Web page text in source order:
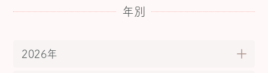
年別
2026年